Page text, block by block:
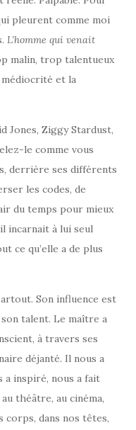
pleurent comme moi
L’homme qui venait
malin, trop talentueux
et la
Jones, Ziggy Stardust,
le comme vous
derrière ses différents
les codes, de
du temps pour mieux
incarnait à lui seul
ce qu’elle a de plus
Son influence est
talent. Le maître a
à travers ses
déjanté. Il nous a
a inspiré, nous a fait
théâtre, au cinéma,
corps, dans nos têtes,